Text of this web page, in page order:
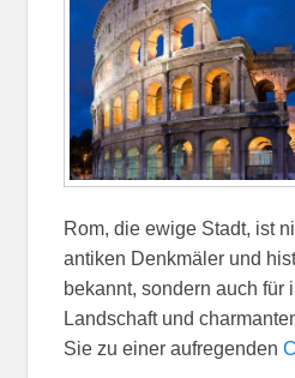
Rom, die ewige Stadt, ist
antiken Denkmäler und
bekannt, sondern auch für
Landschaft und
Sie zu einer aufregenden